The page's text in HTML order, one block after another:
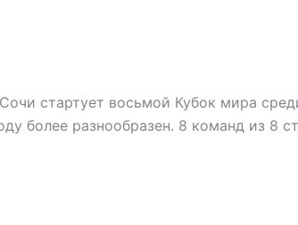
Сочи стартует восьмой Кубок мира
более разнообразен. 8 команд из 8